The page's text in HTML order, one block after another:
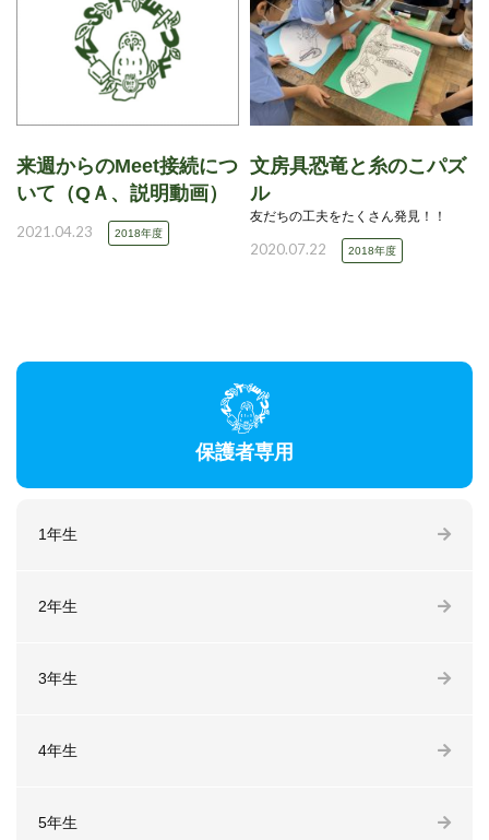
来週からのMeet接続につ
いて（QＡ、説明動画）
2021.04.23 2018年度
文房具恐竜と糸のこパズ
ル
友だちの工夫をたくさん発見！！
2020.07.22 2018年度
保護者専用
1年生
2年生
3年生
4年生
5年生